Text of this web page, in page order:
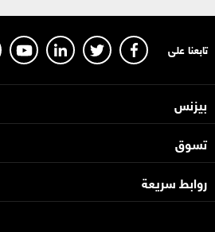
تابعنا على
بيزنس
تسوق
روابط سريعة